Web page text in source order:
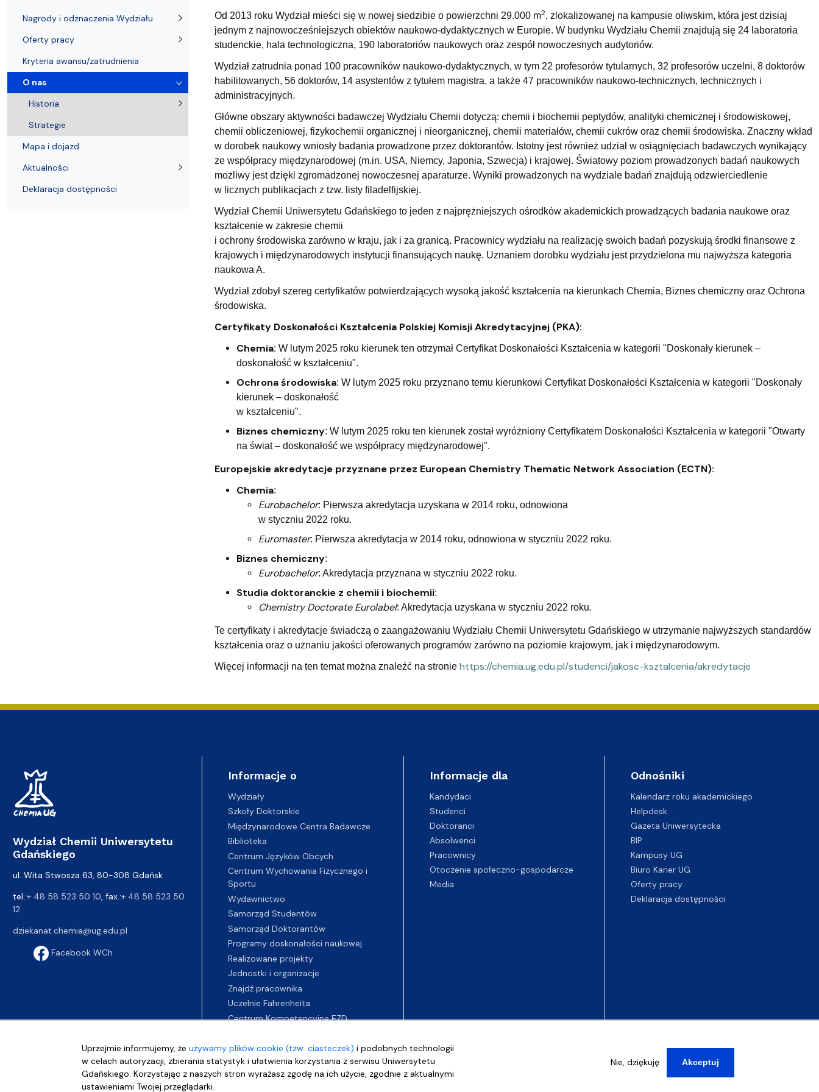
Uprzejmie informujemy, żeużywamy plików cookie (tzw. ciasteczek) i podobnych technologii
w celach autoryzacji, zbierania statystyk i ułatwienia korzystania z serwisu Uniwersytetu
Gdańskiego. Korzystając z naszych stron wyrażasz zgodę na ich użycie, zgodnie z aktualnymi
ustawieniami Twojej przeglądarki.
Nie, dziękuję Akceptuj
Od 2013 roku Wydział mieści się w nowej siedzibie o powierzchni 29.000 m2, zlokalizowanej na kampusie oliwskim, która jest dzisiaj
jednym z najnowocześniejszych obiektów naukowo-dydaktycznych w Europie. W budynku Wydziału Chemii znajdują się 24 laboratoria
studenckie, hala technologiczna, 190 laboratoriów naukowych oraz zespół nowoczesnych audytoriów.
Wydział zatrudnia ponad 100 pracowników naukowo-dydaktycznych, w tym 22 profesorów tytularnych, 32 profesorów uczelni, 8 doktorów
habilitowanych, 56 doktorów, 14 asystentów z tytułem magistra, a także 47 pracowników naukowo-technicznych, technicznych i
administracyjnych.
Główne obszary aktywności badawczej Wydziału Chemii dotyczą: chemii i biochemii peptydów, analityki chemicznej i środowiskowej,
chemii obliczeniowej, fizykochemii organicznej i nieorganicznej, chemii materiałów, chemii cukrów oraz chemii środowiska. Znaczny wkład
w dorobek naukowy wniosły badania prowadzone przez doktorantów. Istotny jest również udział w osiągnięciach badawczych wynikający
ze współpracy międzynarodowej (m.in. USA, Niemcy, Japonia, Szwecja) i krajowej. Światowy poziom prowadzonych badań naukowych
możliwy jest dzięki zgromadzonej nowoczesnej aparaturze. Wyniki prowadzonych na wydziale badań znajdują odzwierciedlenie
w licznych publikacjach z tzw. listy filadelfijskiej.
Wydział Chemii Uniwersytetu Gdańskiego to jeden z najprężniejszych ośrodków akademickich prowadzących badania naukowe oraz
kształcenie w zakresie chemii
i ochrony środowiska zarówno w kraju, jak i za granicą. Pracownicy wydziału na realizację swoich badań pozyskują środki finansowe z
krajowych i międzynarodowych instytucji finansujących naukę. Uznaniem dorobku wydziału jest przydzielona mu najwyższa kategoria
naukowa A.
Wydział zdobył szereg certyfikatów potwierdzających wysoką jakość kształcenia na kierunkach Chemia, Biznes chemiczny oraz Ochrona
środowiska.
Certyfikaty Doskonałości Kształcenia Polskiej Komisji Akredytacyjnej (PKA):
Chemia: W lutym 2025 roku kierunek ten otrzymał Certyfikat Doskonałości Kształcenia w kategorii "Doskonały kierunek –
doskonałość w kształceniu".
Ochrona środowiska: W lutym 2025 roku przyznano temu kierunkowi Certyfikat Doskonałości Kształcenia w kategorii "Doskonały
kierunek – doskonałość
w kształceniu".
Biznes chemiczny: W lutym 2025 roku ten kierunek został wyróżniony Certyfikatem Doskonałości Kształcenia w kategorii "Otwarty
na świat – doskonałość we współpracy międzynarodowej".
Europejskie akredytacje przyznane przez European Chemistry Thematic Network Association (ECTN):
Chemia:
Eurobachelor: Pierwsza akredytacja uzyskana w 2014 roku, odnowiona
w styczniu 2022 roku.
Euromaster: Pierwsza akredytacja w 2014 roku, odnowiona w styczniu 2022 roku.
Biznes chemiczny:
Eurobachelor: Akredytacja przyznana w styczniu 2022 roku.
Studia doktoranckie z chemii i biochemii:
Chemistry Doctorate Eurolabel: Akredytacja uzyskana w styczniu 2022 roku.
Te certyfikaty i akredytacje świadczą o zaangażowaniu Wydziału Chemii Uniwersytetu Gdańskiego w utrzymanie najwyższych standardów
kształcenia oraz o uznaniu jakości oferowanych programów zarówno na poziomie krajowym, jak i międzynarodowym.
Więcej informacji na ten temat można znaleźć na stronie https://chemia.ug.edu.pl/studenci/jakosc-ksztalcenia/akredytacje
Nagrody i odznaczenia Wydziału
Oferty pracy
Kryteria awansu/zatrudnienia
O nas
Historia
Strategie
Mapa i dojazd
Aktualności
Deklaracja dostępności
Wydział Chemii Uniwersytetu
Gdańskiego
ul. Wita Stwosza 63, 80-308 Gdańsk
tel.:+ 48 58 523 50 10 , fax.:+ 48 58 523 50
12
dziekanat.chemia@ug.edu.pl
Facebook WCh
Informacje o
Wydziały
Szkoły Doktorskie
Międzynarodowe Centra Badawcze
Biblioteka
Centrum Języków Obcych
Centrum Wychowania Fizycznego i
Sportu
Wydawnictwo
Samorząd Studentów
Samorząd Doktorantów
Programy doskonałości naukowej
Realizowane projekty
Jednostki i organizacje
Znajdź pracownika
Uczelnie Fahrenheita
Centrum Kompetencyjne EZD
Informacje dla
Kandydaci
Studenci
Doktoranci
Absolwenci
Pracownicy
Otoczenie społeczno-gospodarcze
Media
Odnośniki
Kalendarz roku akademickiego
Helpdesk
Gazeta Uniwersytecka
BIP
Kampusy UG
Biuro Karier UG
Oferty pracy
Deklaracja dostępności